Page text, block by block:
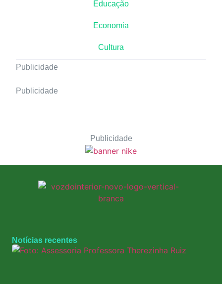
Educação
Economia
Cultura
Publicidade
Publicidade
Publicidade
Notícias recentes